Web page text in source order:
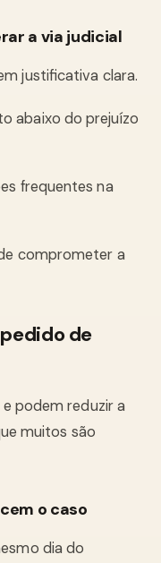
a via judicial
justificativa clara.
abaixo do prejuízo
frequentes na
comprometer a
de
podem reduzir a
muitos são
o caso
dia do